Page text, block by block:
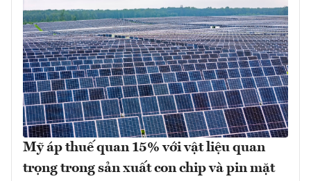
Mỹ áp thuế quan 15% với vật liệu quan
trọng trong sản xuất con chip và pin mặt